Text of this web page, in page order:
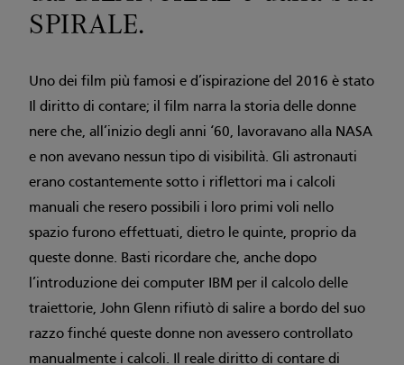
SPIRALE.
Uno dei film più famosi e d’ispirazione del 2016 è stato
Il diritto di contare; il film narra la storia delle donne
nere che, all’inizio degli anni ‘60, lavoravano alla NASA
e non avevano nessun tipo di visibilità. Gli astronauti
erano costantemente sotto i riflettori ma i calcoli
manuali che resero possibili i loro primi voli nello
spazio furono effettuati, dietro le quinte, proprio da
queste donne. Basti ricordare che, anche dopo
l’introduzione dei computer IBM per il calcolo delle
traiettorie, John Glenn rifiutò di salire a bordo del suo
razzo finché queste donne non avessero controllato
manualmente i calcoli. Il reale diritto di contare di